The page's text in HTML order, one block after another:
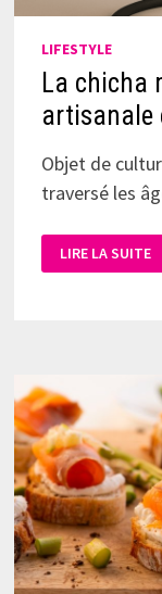
LIFESTYLE
La chicha
artisanale
Objet de
traversé les
LIRE LA SUITE